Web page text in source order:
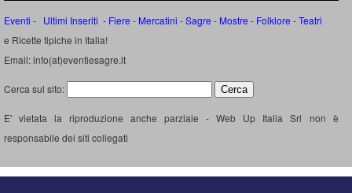
Eventi - Ultimi Inseriti - Fiere - Mercatini -Sagre - Mostre - Folklore -Teatri
e Ricette tipiche in Italia!
Email: info(at)eventiesagre.it
Cerca sul sito:
E' vietata la riproduzione anche parziale - Web Up Italia Srl non è
responsabile dei siti collegati